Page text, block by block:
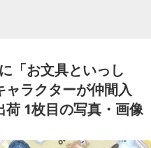
「お文具といっし
ャラクターが仲間入
荷 1枚目の写真・画像